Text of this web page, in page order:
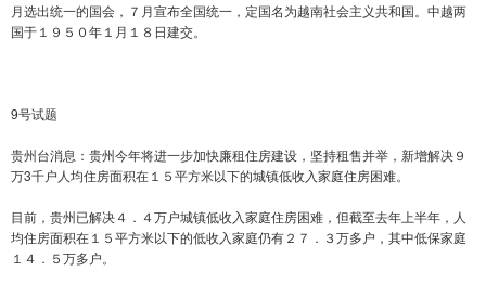
月选出统一的国会，７月宣布全国统一，定国名为越南社会主义共和国。中越两
国于１９５０年１月１８日建交。
9号试题
贵州台消息：贵州今年将进一步加快廉租住房建设，坚持租售并举，新增解决９
万3千户人均住房面积在１５平方米以下的城镇低收入家庭住房困难。
目前，贵州已解决４．４万户城镇低收入家庭住房困难，但截至去年上半年，人
均住房面积在１５平方米以下的低收入家庭仍有２７．３万多户，其中低保家庭
１４．５万多户。